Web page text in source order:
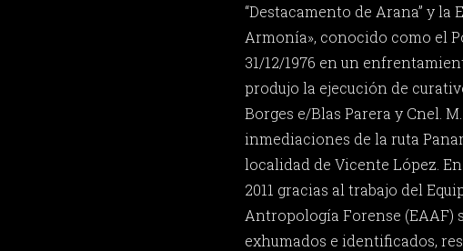
“Destacamento de Arana” y la
Armonía», conocido como el
31/12/1976 en un
produjo la ejecución de
Borges e/Blas Parera y Cnel.
inmediaciones de la ruta
localidad de Vicente López.
2011 gracias al trabajo del
Antropología Forense (EAAF)
exhumados e identificados,